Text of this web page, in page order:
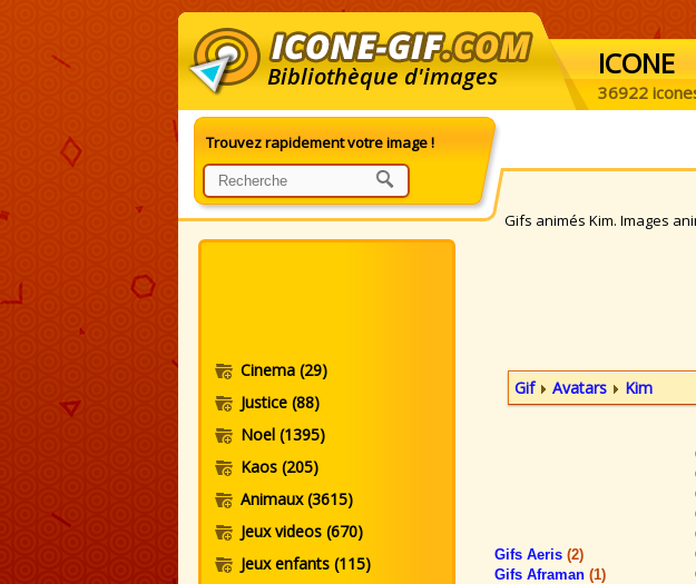
Bibliothèque d'images ICONE
36922
Trouvez rapidement votre image !
Cinema (29)
Justice (88)
Noel (1395)
Kaos (205)
Animaux(3615)
Jeux videos (670)
Jeux enfants (115)
Gifs animés Kim. Images
Gif Avatars Kim
Gifs Aeris (2)
Gifs Aframan (1)